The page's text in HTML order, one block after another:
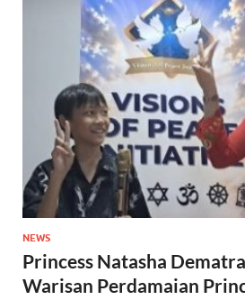
NEWS
Princess Natasha
Warisan Perdamaian